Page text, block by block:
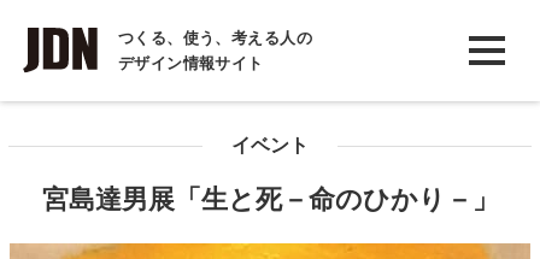
つくる、使う、考える人の
デザイン情報サイト
INTERVIEW
インタビュー
イベント
宮島達男展「生と死－命のひかり－」